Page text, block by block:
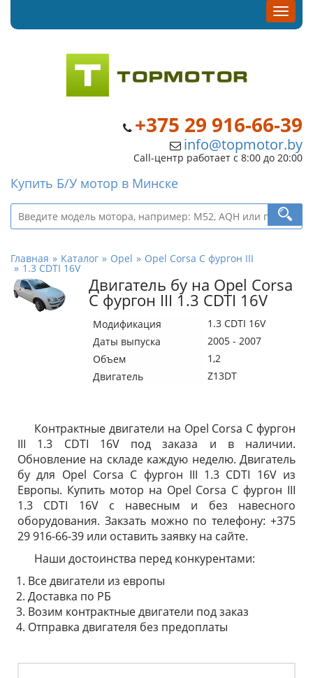
+375 29 916-66-39
info@topmotor.by
Call-центр работает с 8:00 до 20:00
Купить Б/У мотор в Минске
Главная Каталог Opel Opel Corsa C фургон III
1.3 CDTI 16V
Двигатель бу на Opel Corsa
C фургон III 1.3 CDTI 16V
Модификация
1.3 CDTI 16V
Даты выпуска
2005 - 2007
Объем
1,2
Двигатель
Z13DT
Контрактные двигатели на Opel Corsa C фургон
III 1.3 CDTI 16V под заказа и в наличии.
Обновление на складе каждую неделю. Двигатель
бу для Opel Corsa C фургон III 1.3 CDTI 16V из
Европы. Купить мотор на Opel Corsa C фургон III
1.3 CDTI 16V с навесным и без навесного
оборудования. Закзать можно по телефону: +375
29 916-66-39 или оставить заявку на сайте.
Наши достоинства перед конкурентами:
Все двигатели из европы
Доставка по РБ
Возим контрактные двигатели под заказ
Отправка двигателя без предоплаты